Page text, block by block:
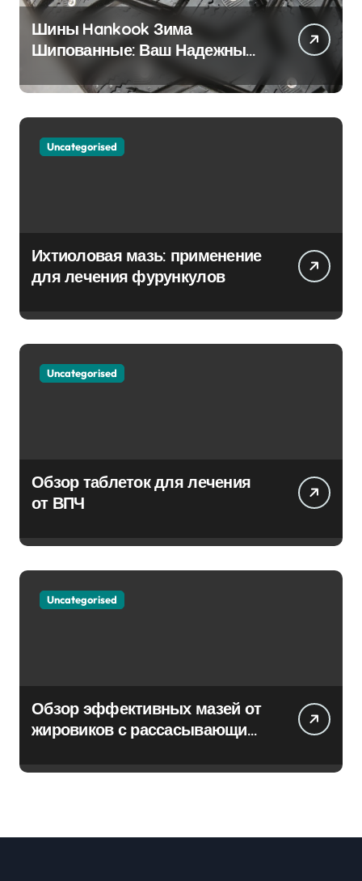
Шины Hankook Зима
Шипованные: Ваш Надежный
Партнёр на Снежных Дорогах
Uncategorised
Ихтиоловая мазь: применение
для лечения фурункулов
Uncategorised
Обзор таблеток для лечения
от ВПЧ
Uncategorised
Обзор эффективных мазей от
жировиков с рассасывающим